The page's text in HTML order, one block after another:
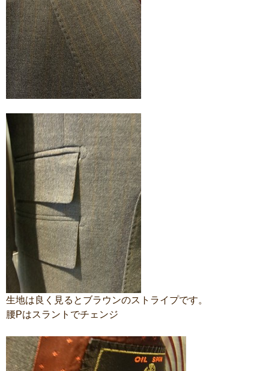
生地は良く見るとブラウンのストライプです。
腰Pはスラントでチェンジ